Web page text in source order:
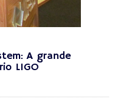
A grande
LIGO